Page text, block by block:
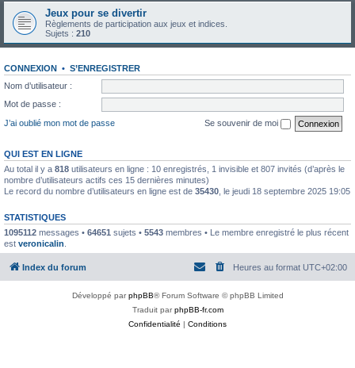
Jeux pour se divertir
Règlements de participation aux jeux et indices.
Sujets : 210
CONNEXION • S’ENREGISTRER
Nom d’utilisateur :
Mot de passe :
J’ai oublié mon mot de passe
Se souvenir de moi
QUI EST EN LIGNE
Au total il y a 818 utilisateurs en ligne : 10 enregistrés, 1 invisible et 807 invités (d’après le
nombre d’utilisateurs actifs ces 15 dernières minutes)
Le record du nombre d’utilisateurs en ligne est de 35430 , le jeudi 18 septembre 2025 19:05
STATISTIQUES
1095112 messages • 64651 sujets • 5543 membres • Le membre enregistré le plus récent
est veronicalin
Index du forum Heures au format UTC+02:00
Développé parphpBB® Forum Software © phpBB Limited
Traduit parphpBB-fr.com
Confidentialité | Conditions